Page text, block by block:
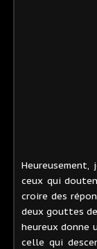
ceux qui
croire des
deux gouttes
heureux donne
celle qui